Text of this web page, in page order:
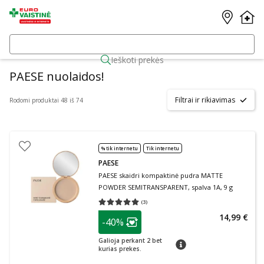
Ieškoti prekės
PAESE nuolaidos!
Rodomi produktai 48 iš 74 Filtrai ir rikiavimas
% tik internetu Tik internetu
PAESE
PAESE skaidri kompaktinė pudra MATTE
POWDER SEMITRANSPARENT, spalva 1A, 9 g
(3)
Vidutinis įvertinimas 5.00
patarimas
Lojalumo klubo narių nuolaida
-40%
Galioja perkant 2 bet
kurias prekes.
patarimas
14,99 €